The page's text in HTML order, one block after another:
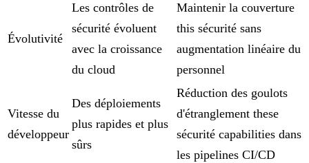
Évolutivité
Les contrôles de
sécurité évoluent
avec la croissance
du cloud
Maintenir la couverture
this sécurité sans
augmentation linéaire du
personnel
Vitesse du
développeur
Des déploiements
plus rapides et plus
sûrs
Réduction des goulots
d'étranglement these
sécurité capabilities dans
les pipelines CI/CD